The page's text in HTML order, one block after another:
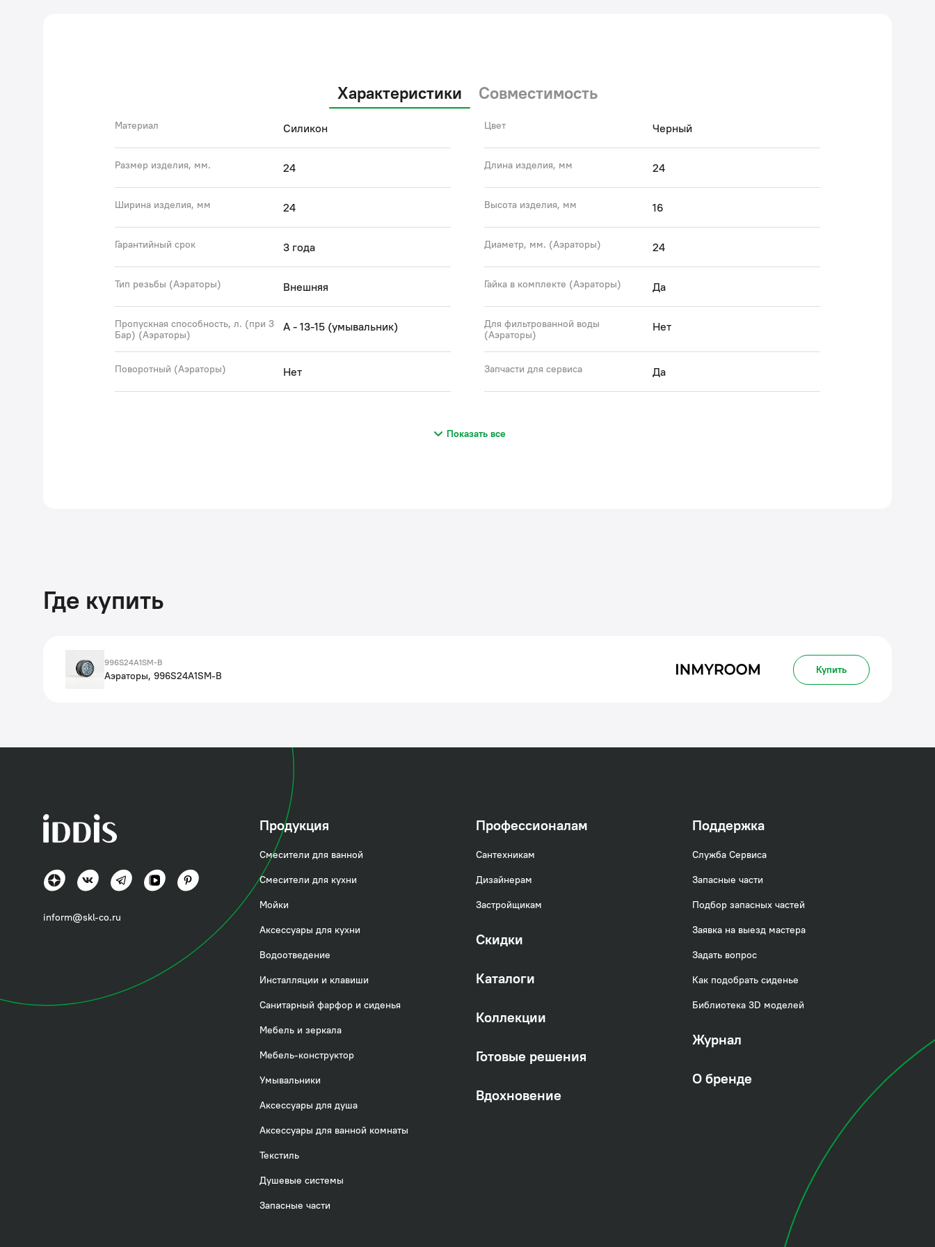
Характеристики Совместимость
Материал Силикон Цвет Черный
Размер изделия, мм. 24 Длина изделия, мм 24
Ширина изделия, мм 24 Высота изделия, мм 16
Гарантийный срок 3 года Диаметр, мм. (Аэраторы) 24
Тип резьбы (Аэраторы) Внешняя Гайка в комплекте (Аэраторы) Да
Пропускная способность, л. (при 3
Бар) (Аэраторы)
A - 13-15 (умывальник)
Для фильтрованной воды
(Аэраторы)
Нет
Поворотный (Аэраторы) Нет Запчасти для сервиса Да
Показать все
Где купить
996S24A1SM-B
Аэраторы, 996S24A1SM-B Купить
inform@skl-co.ru
Продукция
Смесители для ванной
Смесители для кухни
Мойки
Аксессуары для кухни
Водоотведение
Инсталляции и клавиши
Санитарный фарфор и сиденья
Мебель и зеркала
Мебель-конструктор
Умывальники
Аксессуары для душа
Аксессуары для ванной комнаты
Текстиль
Душевые системы
Запасные части
Профессионалам
Сантехникам
Дизайнерам
Застройщикам
Скидки
Каталоги
Коллекции
Готовые решения
Вдохновение
Поддержка
Служба Сервиса
Запасные части
Подбор запасных частей
Заявка на выезд мастера
Задать вопрос
Как подобрать сиденье
Библиотека 3D моделей
Журнал
О бренде